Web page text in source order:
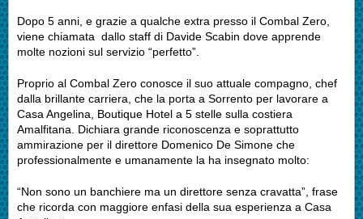
Dopo 5 anni, e grazie a qualche extra presso il Combal Zero,
viene chiamata dallo staff di Davide Scabin dove apprende
molte nozioni sul servizio “perfetto”.
Proprio al Combal Zero conosce il suo attuale compagno, chef
dalla brillante carriera, che la porta a Sorrento per lavorare a
Casa Angelina, Boutique Hotel a 5 stelle sulla costiera
Amalfitana. Dichiara grande riconoscenza e soprattutto
ammirazione per il direttore Domenico De Simone che
professionalmente e umanamente la ha insegnato molto:
“Non sono un banchiere ma un direttore senza cravatta”, frase
che ricorda con maggiore enfasi della sua esperienza a Casa